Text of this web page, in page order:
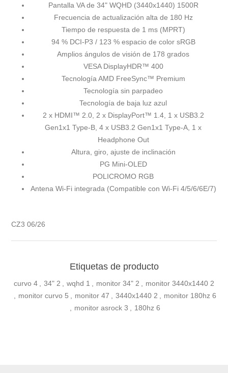
Pantalla VA de 34" WQHD (3440x1440) 1500R
Frecuencia de actualización alta de 180 Hz
Tiempo de respuesta de 1 ms (MPRT)
94 % DCI-P3 / 123 % espacio de color sRGB
Amplios ángulos de visión de 178 grados
VESA DisplayHDR™ 400
Tecnología AMD FreeSync™ Premium
Tecnología sin parpadeo
Tecnología de baja luz azul
2 x HDMI™ 2.0, 2 x DisplayPort™ 1.4, 1 x USB3.2
Gen1x1 Type-B, 4 x USB3.2 Gen1x1 Type-A, 1 x
Headphone Out
Altura, giro, ajuste de inclinación
PG Mini-OLED
POLICROMO RGB
Antena Wi-Fi integrada (Compatible con Wi-Fi 4/5/6/6E/7)
CZ3 06/26
Etiquetas de producto
curvo 4 , 34" 2 , wqhd 1 , monitor 34" 2 , monitor 3440x1440 2
, monitor curvo 5 , monitor 47 , 3440x1440 2 , monitor 180hz 6
, monitor asrock 3 , 180hz 6